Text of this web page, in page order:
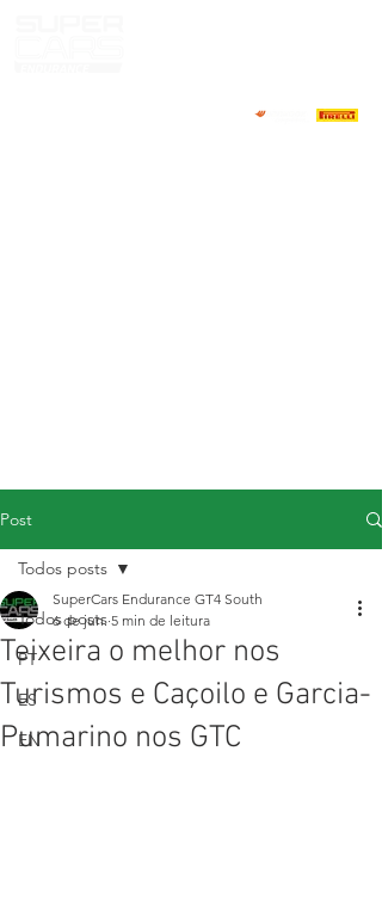
Post
Todos posts
PT
ES
EN
Todos posts
Teixeira o melhor nos
Turismos e Caçoilo e Garcia-
Pumarino nos GTC
SuperCars Endurance GT4 South
6 de jun. 5 min de leitura